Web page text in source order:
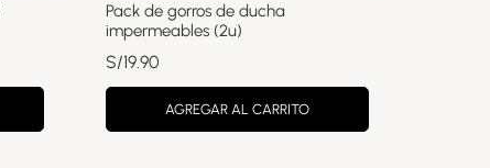
Pack de gorros de ducha
impermeables (2u)
S/19.90
AGREGAR AL CARRITO